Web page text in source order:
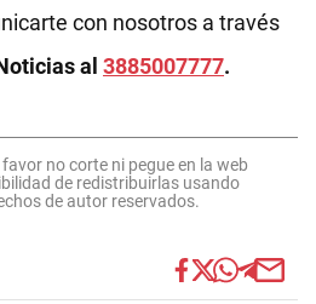
con nosotros a través
al 3885007777.
no corte ni pegue en la web
de redistribuirlas usando
de autor reservados.